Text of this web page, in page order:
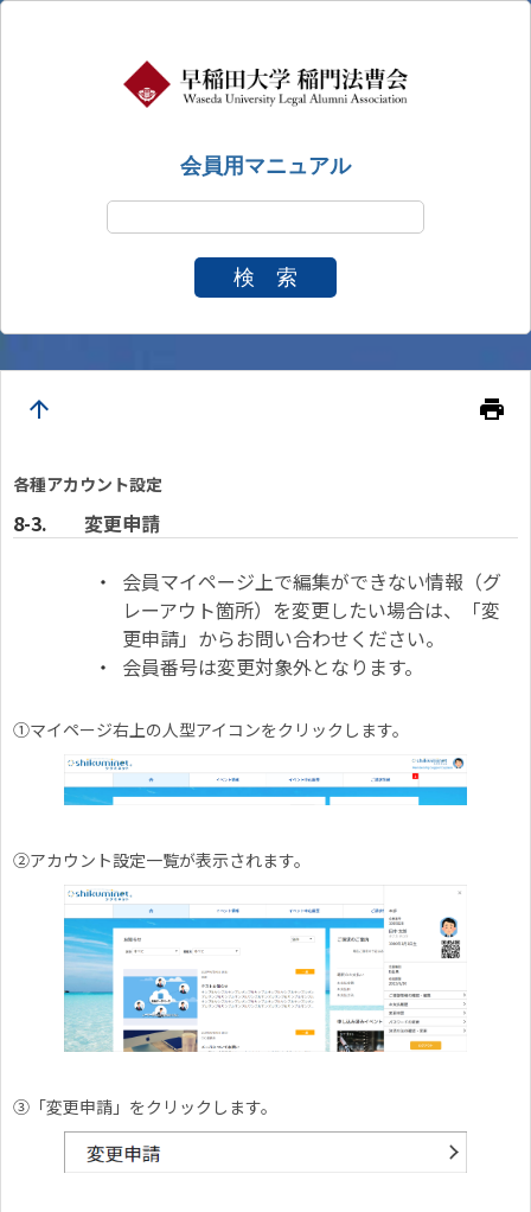
会員用マニュアル
検 索
arrow_upward print
各種アカウント設定
変更申請
会員マイページ上で編集ができない情報（グ
レーアウト箇所）を変更したい場合は、「変
更申請」からお問い合わせください。
会員番号は変更対象外となります。
①マイページ右上の人型アイコンをクリックします。
②アカウント設定一覧が表示されます。
③「変更申請」をクリックします。